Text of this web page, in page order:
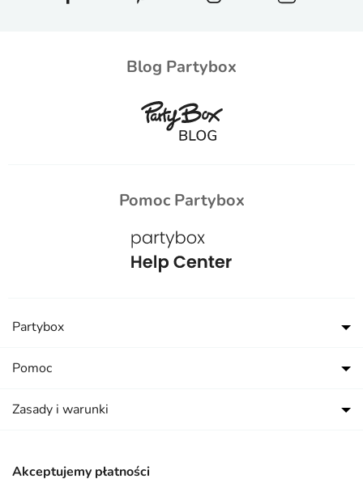
Blog Partybox
Pomoc Partybox
Akceptujemy płatności
Partybox
Pomoc
Zasady i warunki